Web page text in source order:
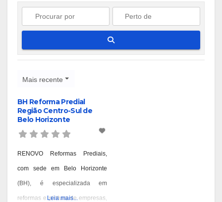
Mais recente
BH Reforma Predial
Região Centro-Sul de
Belo Horizonte
RENOVO Reformas Prediais,
com sede em Belo Horizonte
(BH), é especializada em
reformas e pintura de empresas,
Leia mais...